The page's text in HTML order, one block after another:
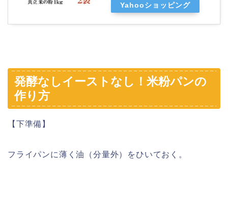
Yahooショッピング
発酵なしイーストなし！米粉パンの
作り方
【下準備】
フライパンに薄く油（分量外）をひいておく。